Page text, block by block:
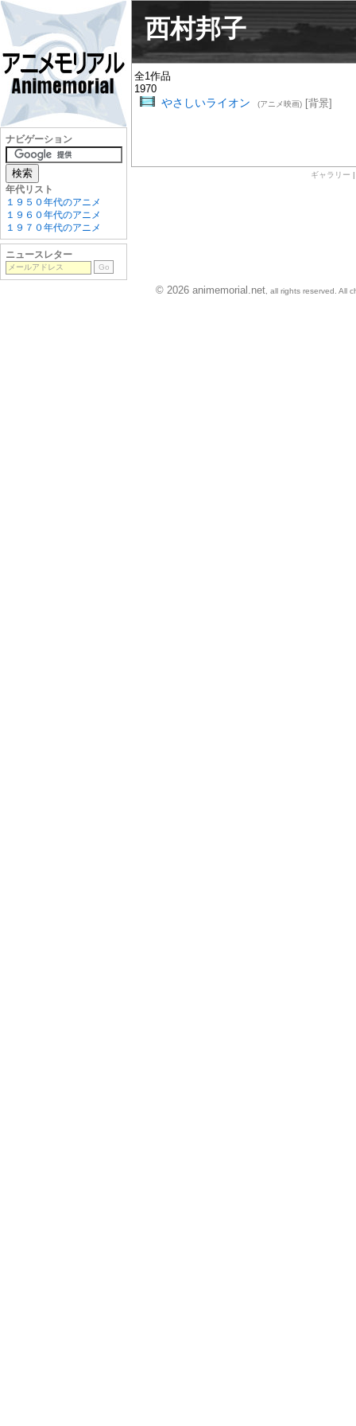
西村邦子
全1作品
1970
やさしいライオン (アニメ映画)[背景]
ギャラリー
ナビゲーション
年代リスト
１９５０年代のアニメ
１９６０年代のアニメ
１９７０年代のアニメ
ニュースレター
© 2026 animemorial.net , all rights reserved. All